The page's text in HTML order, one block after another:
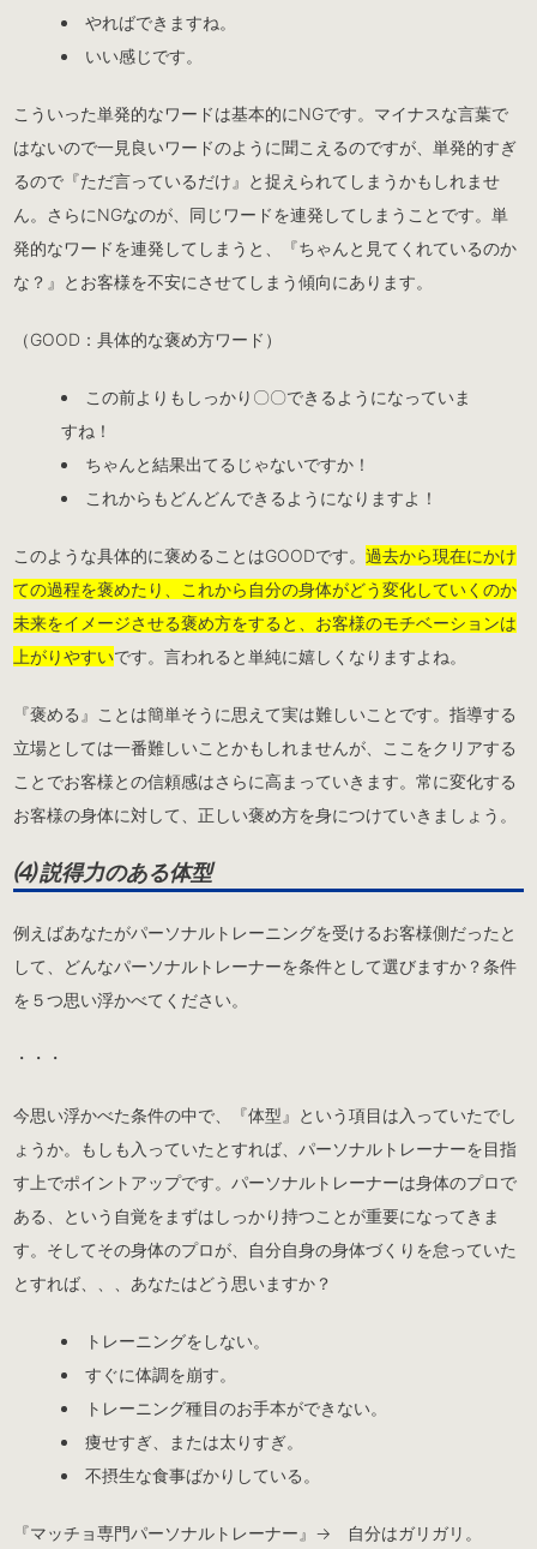
やればできますね。
いい感じです。
こういった単発的なワードは基本的にNGです。マイナスな言葉で
はないので一見良いワードのように聞こえるのですが、単発的すぎ
るので『ただ言っているだけ』と捉えられてしまうかもしれませ
ん。さらにNGなのが、同じワードを連発してしまうことです。単
発的なワードを連発してしまうと、『ちゃんと見てくれているのか
な？』とお客様を不安にさせてしまう傾向にあります。
（GOOD：具体的な褒め方ワード）
この前よりもしっかり〇〇できるようになっていま
すね！
ちゃんと結果出てるじゃないですか！
これからもどんどんできるようになりますよ！
このような具体的に褒めることはGOODです。 過去から現在にかけ
ての過程を褒めたり、これから自分の身体がどう変化していくのか
未来をイメージさせる褒め方をすると、お客様のモチベーションは
上がりやすいです。言われると単純に嬉しくなりますよね。
『褒める』ことは簡単そうに思えて実は難しいことです。指導する
立場としては一番難しいことかもしれませんが、ここをクリアする
ことでお客様との信頼感はさらに高まっていきます。常に変化する
お客様の身体に対して、正しい褒め方を身につけていきましょう。
⑷ 説得力のある体型
例えばあなたがパーソナルトレーニングを受けるお客様側だったと
して、どんなパーソナルトレーナーを条件として選びますか？条件
を５つ思い浮かべてください。
・・・
今思い浮かべた条件の中で、『体型』という項目は入っていたでし
ょうか。もしも入っていたとすれば、パーソナルトレーナーを目指
す上でポイントアップです。パーソナルトレーナーは身体のプロで
ある、という自覚をまずはしっかり持つことが重要になってきま
す。そしてその身体のプロが、自分自身の身体づくりを怠っていた
とすれば、、、あなたはどう思いますか？
トレーニングをしない。
すぐに体調を崩す。
トレーニング種目のお手本ができない。
痩せすぎ、または太りすぎ。
不摂生な食事ばかりしている。
『マッチョ専門パーソナルトレーナー』→ 自分はガリガリ。